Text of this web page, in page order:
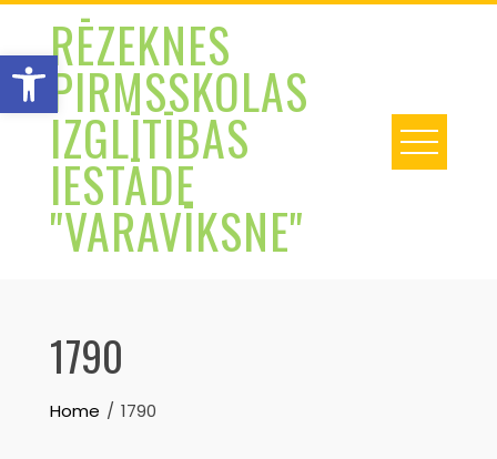
Open toolbar
Skip
contentRĒZEKNES
PIRMSSKOLAS
IZGLĪTĪBAS
IESTĀDE
"VARAVĪKSNE"
1790
Home 1790